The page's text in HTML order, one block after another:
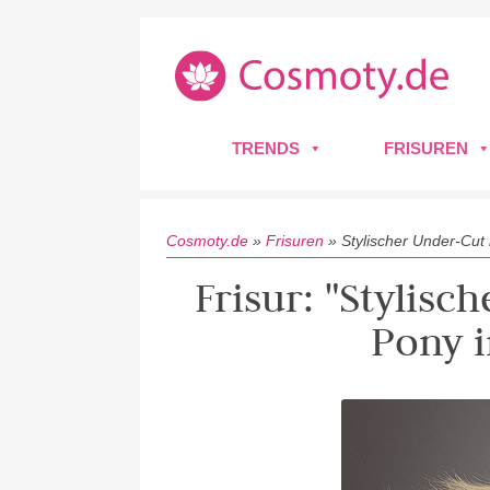
TRENDS FRISUREN
Cosmoty.de » Frisuren » Stylischer Under-
Frisur:
Pony